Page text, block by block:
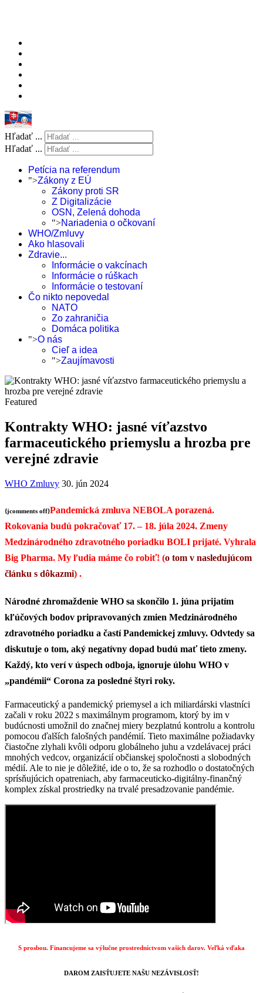
Hľadať ...
Hľadať ...
Petícia na referendum
">Zákony z EÚ
Zákony proti SR
Z Digitalizácie
OSN, Zelená dohoda
">Nariadenia o očkovaní
WHO/Zmluvy
Ako hlasovali
Zdravie...
Informácie o vakcínach
Informácie o rúškach
Informácie o testovaní
Čo nikto nepovedal
NATO
Zo zahraničia
Domáca politika
">O nás
Cieľ a idea
">Zaujímavosti
Featured
Kontrakty WHO: jasné víťazstvo
farmaceutického priemyslu a hrozba pre
verejné zdravie
WHO Zmluvy 30. jún 2024
{jcomments off}Pandemická zmluva NEBOLA porazená.
Rokovania budú pokračovať 17. – 18. júla 2024. Zmeny
Medzinárodného zdravotného poriadku BOLI prijaté. Vyhrala
Big Pharma. My ľudia máme čo robiť! (o tom v nasledujúcom
článku s dôkazmi) .
Národné zhromaždenie WHO sa skončilo 1. júna prijatím
kľúčových bodov pripravovaných zmien Medzinárodného
zdravotného poriadku a častí Pandemickej zmluvy. Odvtedy sa
diskutuje o tom, aký negatívny dopad budú mať tieto zmeny.
Každý, kto verí v úspech odboja, ignoruje úlohu WHO v
„pandémii“ Corona za posledné štyri roky.
Farmaceutický a pandemický priemysel a ich miliardárski vlastníci
začali v roku 2022 s maximálnym programom, ktorý by im v
budúcnosti umožnil do značnej miery bezplatnú kontrolu a kontrolu
pomocou ďalších falošných pandémií. Tieto maximálne požiadavky
čiastočne zlyhali kvôli odporu globálneho juhu a vzdelávacej práci
mnohých vedcov, organizácií občianskej spoločnosti a slobodných
médií. Ale to nie je dôležité, ide o to, že sa rozhodlo o dostatočných
sprísňujúcich opatreniach, aby farmaceuticko-digitálny-finančný
komplex získal prostriedky na trvalé presadzovanie pandémie.
S prosbou. Financujeme sa výlučne prostredníctvom vašich darov. Veľká vďaka
DAROM ZAISŤUJETE NAŠU NEZÁVISLOSŤ!